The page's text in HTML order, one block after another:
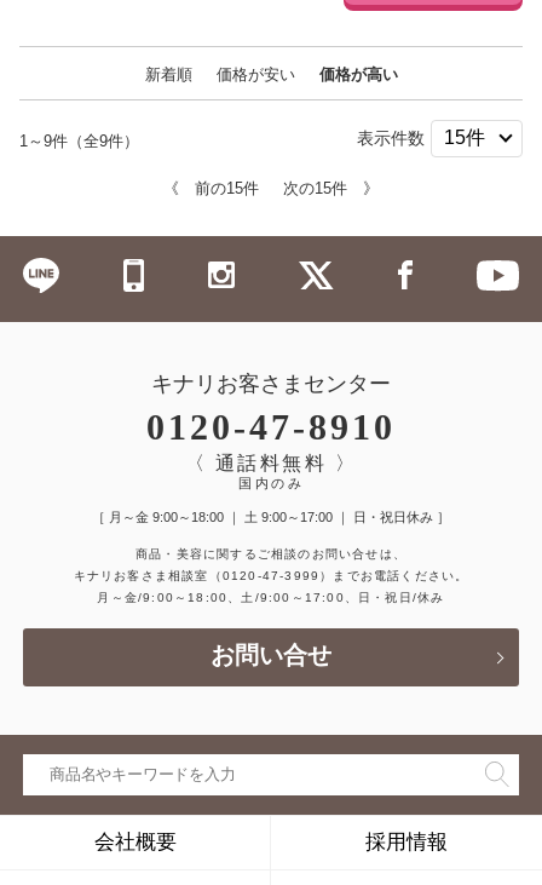
新着順 価格が安い 価格が高い
1～9件（全9件） 表示件数
《 前の15件 次の15件 》
キナリお客さまセンター
0120-47-8910
〈 通話料無料 〉
国内のみ
［ 月～金 9:00～18:00 ｜ 土 9:00～17:00 ｜ 日・祝日休み ］
商品・美容に関するご相談のお問い合せは、
キナリお客さま相談室
（0120-47-3999）
までお電話ください。
月～金/9:00～18:00、土/9:00～17:00、日・祝日/休み
お問い合せ
会社概要 採用情報